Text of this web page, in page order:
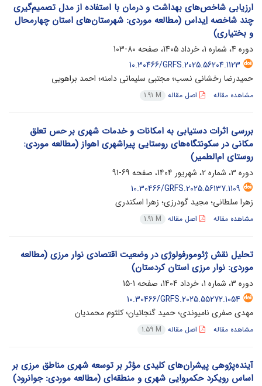
ارزیابی شاخص‌های بهداشت و درمان با استفاده از مدل تصمیم‌گیری
چند شاخصه اِیداس (مطالعه موردی: شهرستان‌های استان چهارمحال
و بختیاری)
دوره 4، شماره 1، خرداد 1405، صفحه
80-103
10.30466/GRFS.2025.56204.1123
حمیدرضا رخشانی نسب؛ مجتبی سلیمانی دامنه؛ احمد براهویی
مشاهده مقاله اصل مقاله 1.91 M
بررسی اثرات دستیابی به امکانات و خدمات شهری بر حس تعلق
مکانی در سکونتگاه‌های روستایی پیراشهری اهواز (مطالعه موردی:
روستای ام‌الطمیر)
دوره 3، شماره 2، شهریور 1404، صفحه
69-91
10.30466/GRFS.2025.56137.1109
زهرا سلطانی؛ مجید گودرزی؛ زهرا اسکندری
مشاهده مقاله اصل مقاله 1.91 M
تحلیل نقش ژئومورفولوژی در وضعیت اقتصادی نوار مرزی (مطالعه
موردی: نوار مرزی استان کردستان)
دوره 3، شماره 1، خرداد 1404، صفحه
1-15
10.30466/GRFS.2025.55272.1054
مهدی صفری نامیوندی؛ حمید گنجائیان؛ کلثوم محمدیان
مشاهده مقاله اصل مقاله 1.59 M
آینده‌پژوهی پیشران‌های کلیدی مؤثر بر توسعه شهری مناطق مرزی بر
اساس رویکرد حکمروایی شهری و منطقه‌ای (مطالعه موردی: جوانرود)